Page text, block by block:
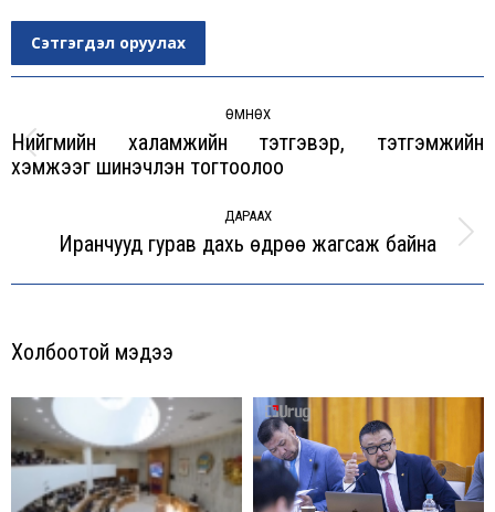
Сэтгэгдэл оруулах
ӨМНӨХ
Previous
Нийгмийн халамжийн тэтгэвэр, тэтгэмжийн
хэмжээг шинэчлэн тогтоолоо
ДАРААХ
Next
Иранчууд гурав дахь өдрөө жагсаж байна
Холбоотой мэдээ